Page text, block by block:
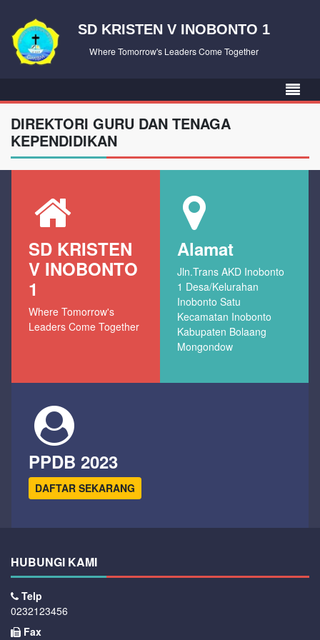
SD KRISTEN V INOBONTO 1
Where Tomorrow's Leaders Come Together
DIREKTORI GURU DAN TENAGA
KEPENDIDIKAN
SD KRISTEN
V INOBONTO
1
Where Tomorrow's
Leaders Come Together
Alamat
Jln.Trans AKD Inobonto
1 Desa/Kelurahan
Inobonto Satu
Kecamatan Inobonto
Kabupaten Bolaang
Mongondow
PPDB 2023
DAFTAR SEKARANG
HUBUNGI KAMI
Telp
0232123456
Fax